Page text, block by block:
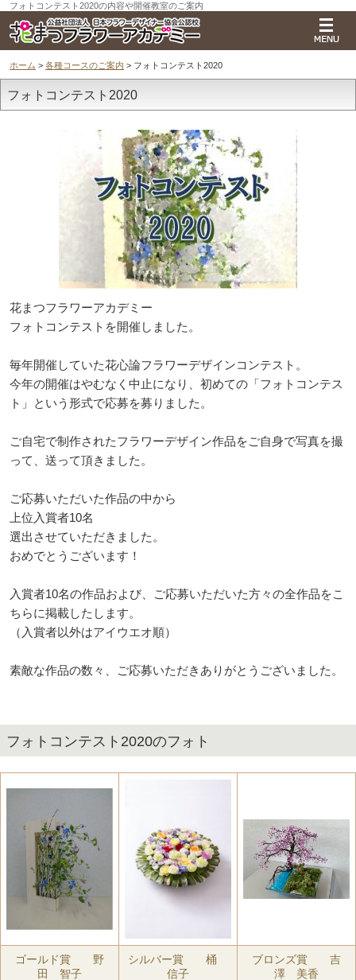
フォトコンテスト2020の内容や開催教室のご案内
ホーム > 各種コースのご案内 > フォトコンテスト2020
フォトコンテスト2020
花まつフラワーアカデミー
フォトコンテストを開催しました。
毎年開催していた花心論フラワーデザインコンテスト。
今年の開催はやむなく中止になり、初めての「フォトコンテス
ト」という形式で応募を募りました。
ご自宅で制作されたフラワーデザイン作品をご自身で写真を撮
って、送って頂きました。
ご応募いただいた作品の中から
上位入賞者10名
選出させていただきました。
おめでとうございます！
入賞者10名の作品および、ご応募いただいた方々の全作品をこ
ちらに掲載したします。
（入賞者以外はアイウエオ順）
素敵な作品の数々、ご応募いただきありがとうございました。
フォトコンテスト2020のフォト
ゴールド賞 野
田 智子
シルバー賞 桶
信子
ブロンズ賞 吉
澤 美香